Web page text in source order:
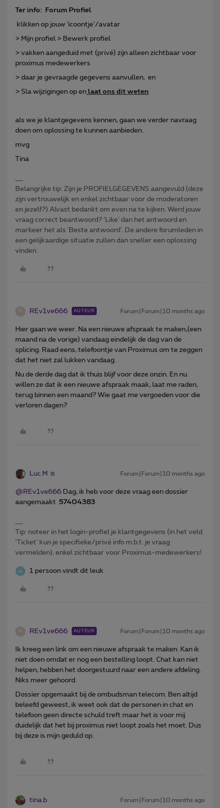
Ter info: Forum Profiel
klikken op jouw ‘icoontje’/avatar
> Mijn profiel > Bewerk profiel
> vakken aangeduid met (privé) zijn alleen zichtbaar voor
proximus medewerkers
> daar je gevraagde gegevens aanvullen, en
> Sla wijzigingen op en laat ons dit weten
als we je klantgegevens kennen, gaan we verder navraag
doen om oplossing te kunnen aanbieden.
mvg
Tina
Belangrijke tip: Zijn je PROFIELGEGEVENS aangevuld (deze
zijn vertrouwelijk en enkel zichtbaar voor de moderatoren
en jezelf?) Alvast bedankt om even na te kijken. Werd jouw
vraag correct beantwoord? ‘Like’ dan het antwoord en
markeer het als 'Beste antwoord'. De andere forumleden in
een gelijkaardige situatie zullen dan sneller een oplossing
vinden.
REv1ve666 AUTEUR Forum|Forum|10 months ago
Hier gaan we weer. Na een nieuwe afspraak te maken,(een
maand na de vorige) vandaag eindelijk de dag van de
splicing. Raad eens, telefoontje van Proximus om te zeggen
dat het niet zal lukken vandaag.
Nu de derde dag dat ik thuis blijf voor deze onzin. En nu
willen ze dat ik een nieuwe afspraak maak, laat me raden,
terug binnen een maand? Wie gaat me vergoeden voor die
verloren dagen?
Luc.M Forum|Forum|10 months ago
@REv1ve666 Dag, ik heb voor deze vraag een dossier
aangemaakt 57404383
Tip: noteer in het login-profiel je klantgegevens (in het veld
'Ticket' kun je specifieke/privé info m.b.t. je vraag
vermelden), enkel zichtbaar voor Proximus-medewerkers!
1 persoon vindt dit leuk
REv1ve666 AUTEUR Forum|Forum|10 months ago
Ik kreeg een link om een nieuwe afspraak te maken. Kan ik
niet doen omdat er nog een bestelling loopt. Chat kan niet
helpen, hebben het doorgestuurd naar een andere afdeling.
Niks meer gehoord.
Dossier opgemaakt bij de ombudsman telecom. Ben altijd
beleefd geweest, ik weet ook dat de personen in chat en
telefoon geen directe schuld treft maar het is voor mij
duidelijk dat het bij proximus niet loopt zoals het moet. Dus
bij deze is mijn geduld op.
tina.b Forum|Forum|10 months ago